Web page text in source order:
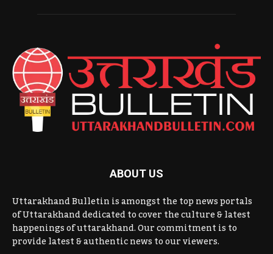
ABOUT US
Uttarakhand Bulletin is amongst the top news portals
of Uttarakhand dedicated to cover the culture & latest
happenings of uttarakhand. Our commitment is to
provide latest & authentic news to our viewers.